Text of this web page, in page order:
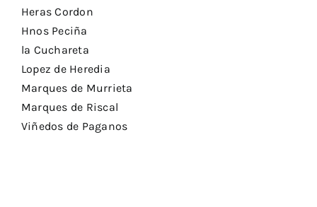
Heras Cordon
Hnos Peciña
la Cuchareta
Lopez de Heredia
Marques de Murrieta
Marques de Riscal
Viñedos de Paganos